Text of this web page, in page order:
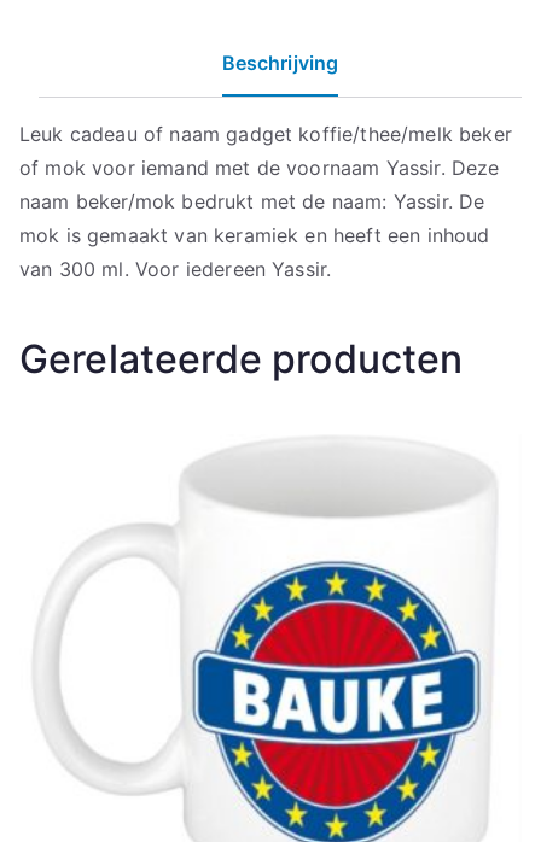
Beschrijving
Leuk cadeau of naam gadget koffie/thee/melk beker
of mok voor iemand met de voornaam Yassir. Deze
naam beker/mok bedrukt met de naam: Yassir. De
mok is gemaakt van keramiek en heeft een inhoud
van 300 ml. Voor iedereen Yassir.
Gerelateerde producten